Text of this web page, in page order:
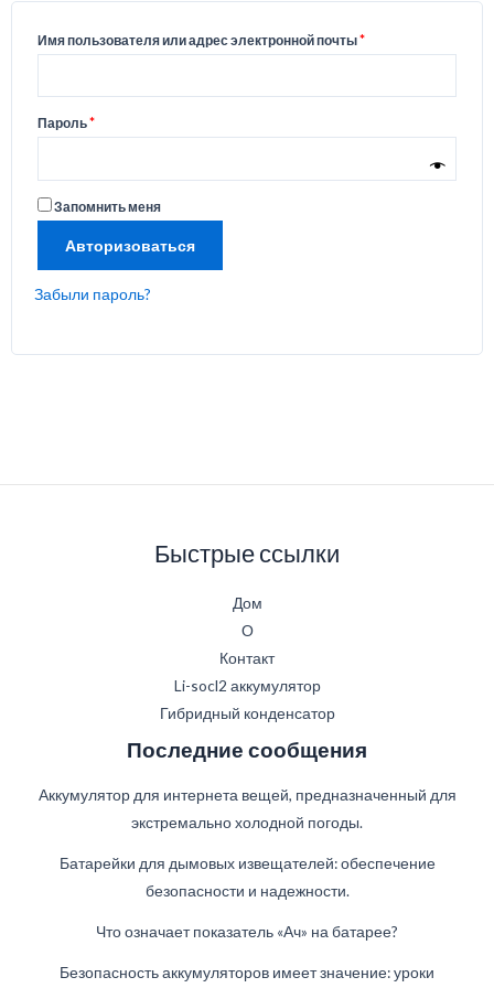
Имя пользователя или адрес электронной почты*
Пароль*
Запомнить меня
Авторизоваться
Забыли пароль?
Быстрые ссылки
Дом
О
Контакт
Li-socl2 аккумулятор
Гибридный конденсатор
Последние сообщения
Аккумулятор для интернета вещей, предназначенный для
экстремально холодной погоды.
Батарейки для дымовых извещателей: обеспечение
безопасности и надежности.
Что означает показатель «Ач» на батарее?
Безопасность аккумуляторов имеет значение: уроки
German